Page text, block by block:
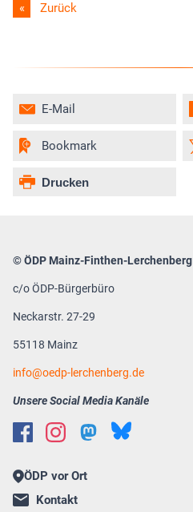
Zurück
E-Mail
Bookmark
Drucken
© ÖDP Mainz-Finthen-Lerchenberg
c/o ÖDP-Bürgerbüro
Neckarstr. 27-29
55118 Mainz
info oedp-lerchenberg.de
Unsere Social Media Kanäle
ÖDP vor Ort
Kontakt